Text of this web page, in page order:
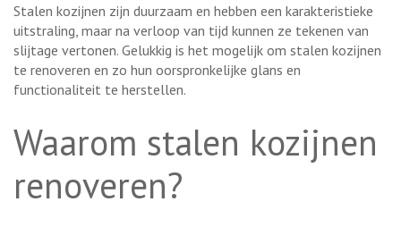
Stalen kozijnen zijn duurzaam en hebben een karakteristieke
uitstraling, maar na verloop van tijd kunnen ze tekenen van
slijtage vertonen. Gelukkig is het mogelijk om stalen kozijnen
te renoveren en zo hun oorspronkelijke glans en
functionaliteit te herstellen.
Waarom stalen kozijnen
renoveren?